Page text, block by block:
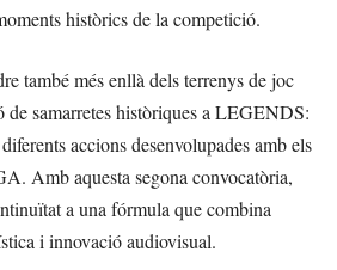
històrics de la competició.
també més enllà dels terrenys de joc
de samarretes històriques a LEGENDS:
accions desenvolupades amb els
Amb aquesta segona convocatòria,
a una fórmula que combina
i innovació audiovisual.